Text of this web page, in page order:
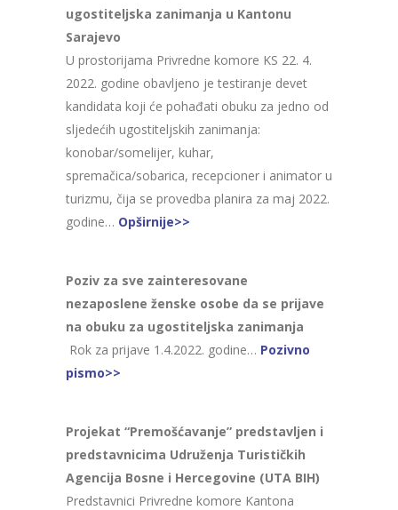
ugostiteljska zanimanja u Kantonu
Sarajevo
U prostorijama Privredne komore KS 22. 4.
2022. godine obavljeno je testiranje devet
kandidata koji će pohađati obuku za jedno od
sljedećih ugostiteljskih zanimanja:
konobar/somelijer, kuhar,
spremačica/sobarica, recepcioner i animator u
turizmu, čija se provedba planira za maj 2022.
godine… Opširnije>>
Poziv za sve zainteresovane
nezaposlene ženske osobe da se prijave
na obuku za ugostiteljska zanimanja
Rok za prijave 1.4.2022. godine… Pozivno
pismo>>
Projekat “Premošćavanje” predstavljen i
predstavnicima Udruženja Turističkih
Agencija Bosne i Hercegovine (UTA BIH)
Predstavnici Privredne komore Kantona